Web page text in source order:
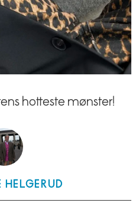
hotteste mønster!
HELGERUD